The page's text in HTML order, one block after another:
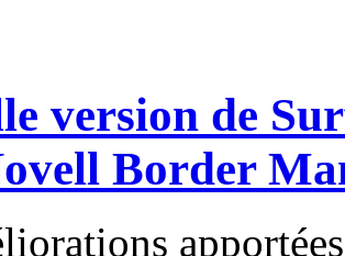
version de
Border